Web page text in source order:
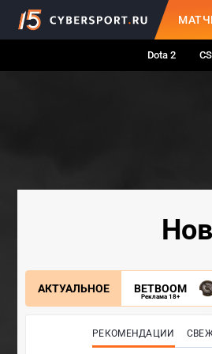
Dota 2
АКТУАЛЬНОЕ BETBOOM
Реклама 18+
РЕКОМЕНДАЦИИ